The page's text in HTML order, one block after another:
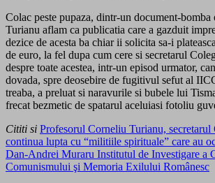
Colac peste pupaza, dintr-un document-
Turianu aflam ca publicatia care a gazduit
dezice de acesta ba chiar ii solicita sa-i
de euro, la fel dupa cum cere si secretarul
despre toate acestea, intr-un episod urmator,
dovada, spre deosebire de fugitivul sefut al
treaba, a preluat si naravurile si bubele lui
frecat bezmetic de spatarul aceluiasi fotoliu
Cititi si Profesorul Corneliu Turianu,
continua lupta cu “militiile spirituale” care au
Dan-Andrei Muraru Institutul de Investigare a
Comunismului şi Memoria Exilului Românesc